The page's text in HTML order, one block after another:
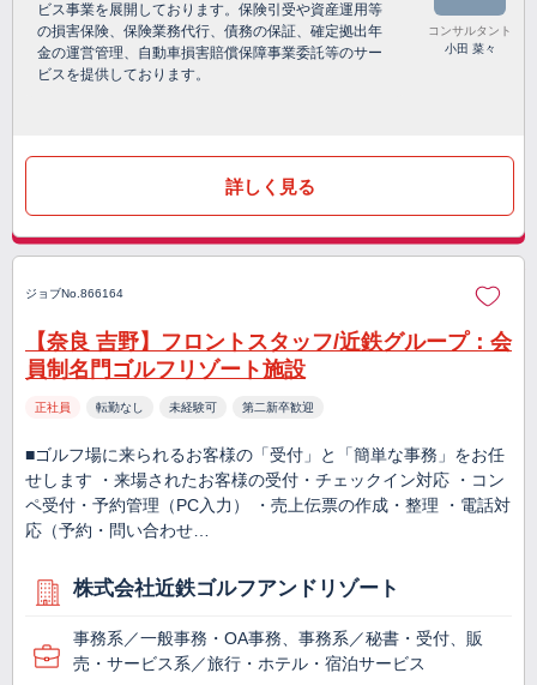
ビス事業を展開しております。保険引受や資産運用等
の損害保険、保険業務代行、債務の保証、確定拠出年
金の運営管理、自動車損害賠償保障事業委託等のサー
ビスを提供しております。
コンサルタント
小田 菜々
詳しく見る
ジョブNo.866164
【奈良 吉野】フロントスタッフ/近鉄グループ：会
員制名門ゴルフリゾート施設
正社員 転勤なし 未経験可 第二新卒歓迎
■ゴルフ場に来られるお客様の「受付」と「簡単な事務」をお任
せします ・来場されたお客様の受付・チェックイン対応 ・コン
ペ受付・予約管理（PC入力） ・売上伝票の作成・整理 ・電話対
応（予約・問い合わせ…
株式会社近鉄ゴルフアンドリゾート
事務系／一般事務・OA事務、事務系／秘書・受付、販
売・サービス系／旅行・ホテル・宿泊サービス